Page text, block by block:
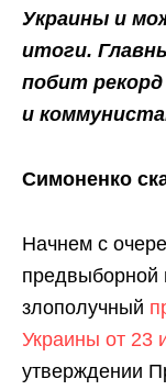
Украины и
итоги.
побит
и
Симоненко
Начнем с
предвыборной
злополучный
Украины от 23
утверждении